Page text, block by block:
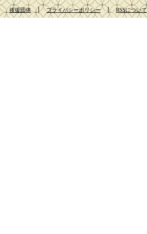
後援団体 プライバシーポリシー RSSについて